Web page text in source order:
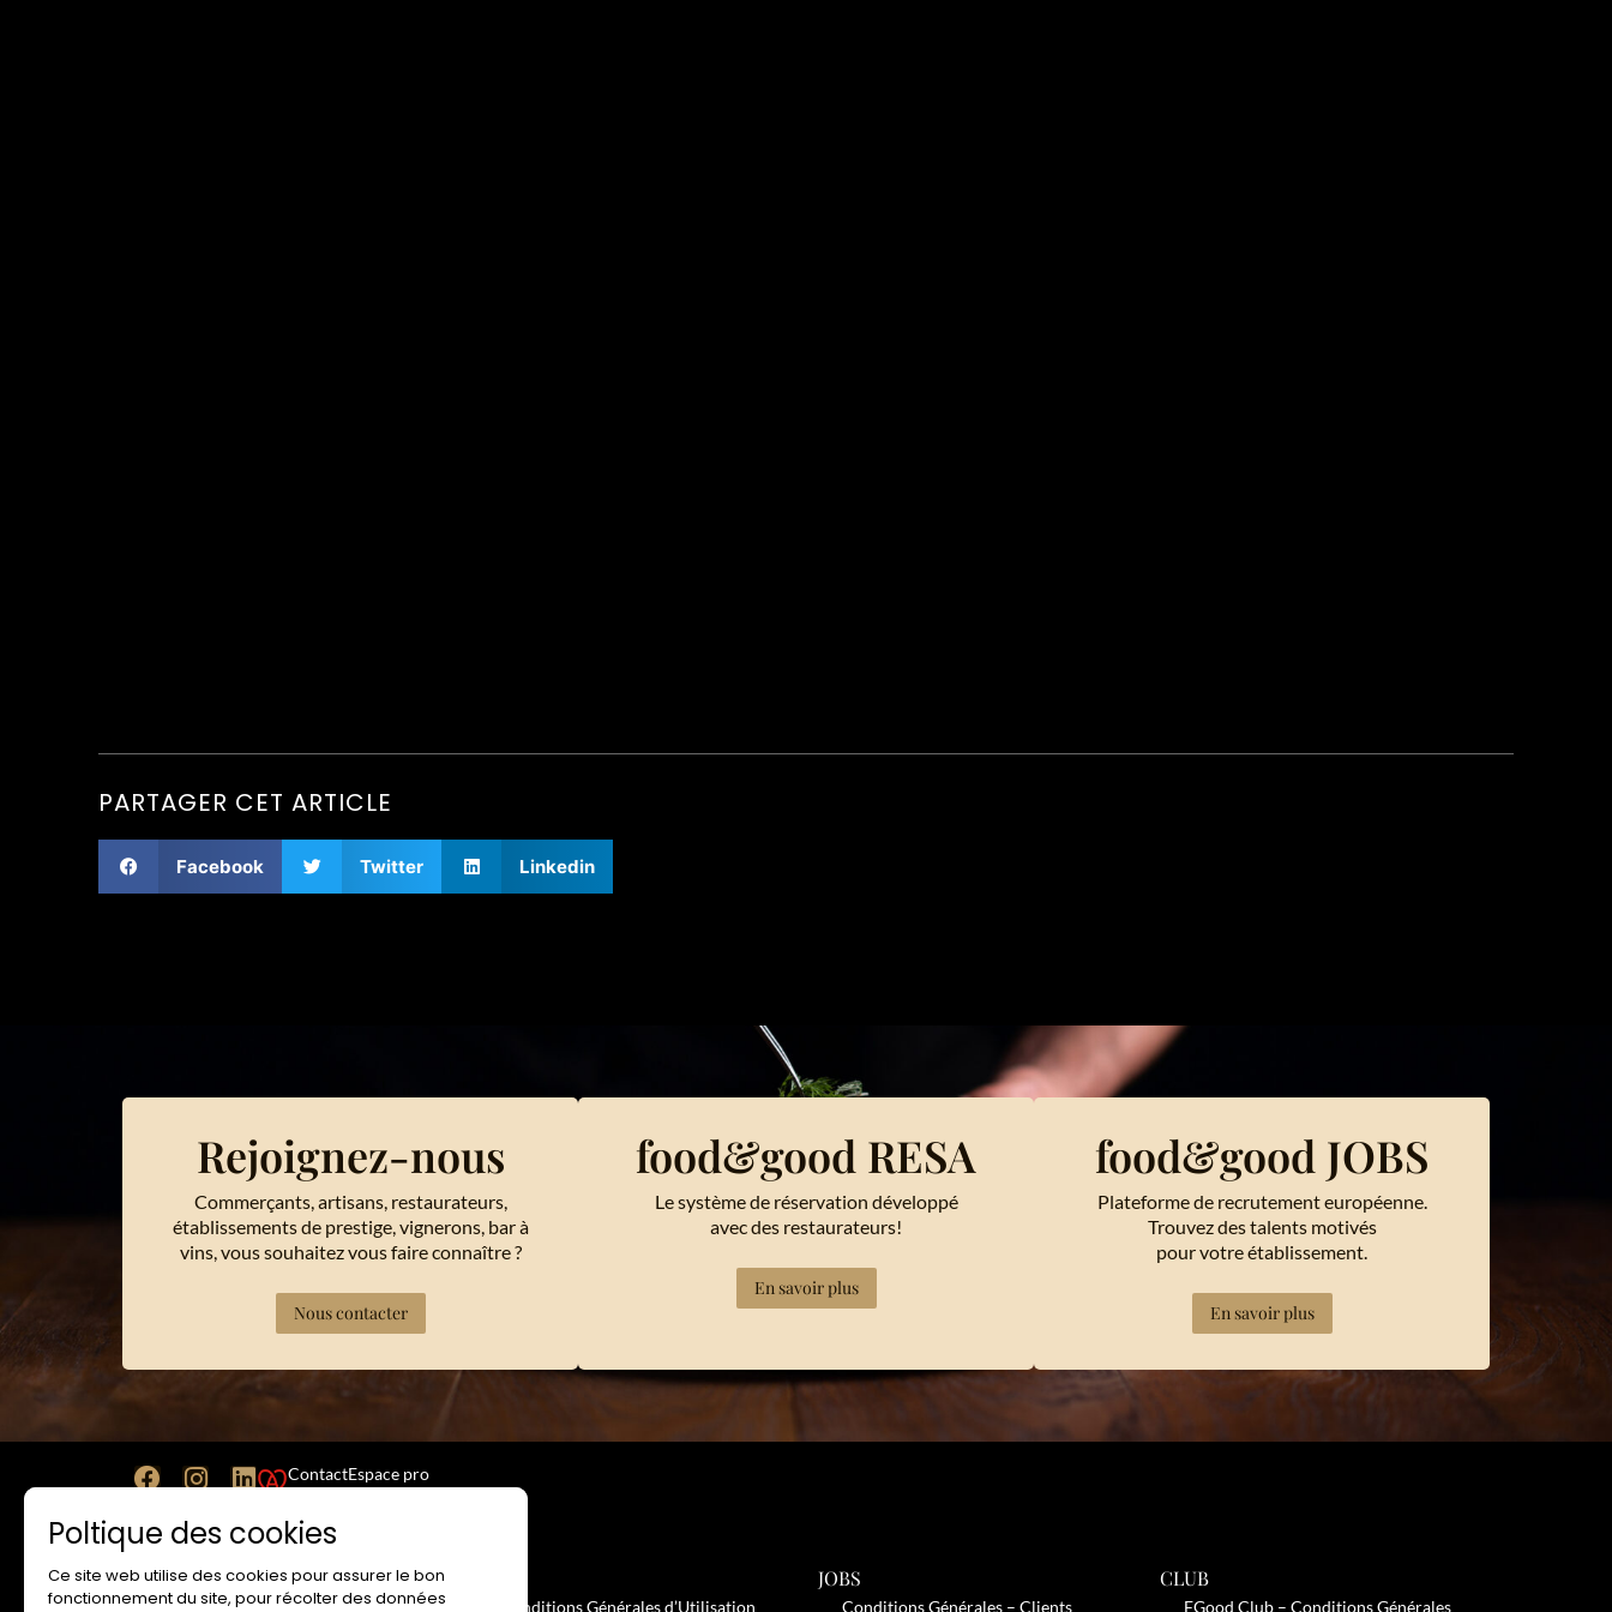
PARTAGER CET ARTICLE
Facebook Twitter Linkedin
Rejoignez-nous
Commerçants, artisans, restaurateurs,
établissements de prestige, vignerons, bar à
vins, vous souhaitez vous faire connaître ?
Nous contacter
food&good RESA
Le système de réservation développé
avec des restaurateurs!
En savoir plus
food&good JOBS
Plateforme de recrutement européenne.
Trouvez des talents motivés
pour votre établissement.
En savoir plus
ContactEspace pro
SITE INTERNET
Mentions Légales Conditions Générales d’Utilisation
JOBS
Conditions Générales – Clients
CLUB
FGood Club – Conditions Générales
Poltique des cookies
Ce site web utilise des cookies pour assurer le bon
fonctionnement du site, pour récolter des données